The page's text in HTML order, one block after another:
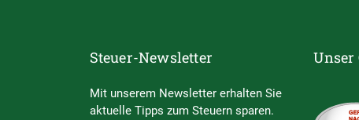
Steuer-Newsletter
Mit unserem Newsletter erhalten Sie
aktuelle Tipps zum Steuern sparen.
Unser